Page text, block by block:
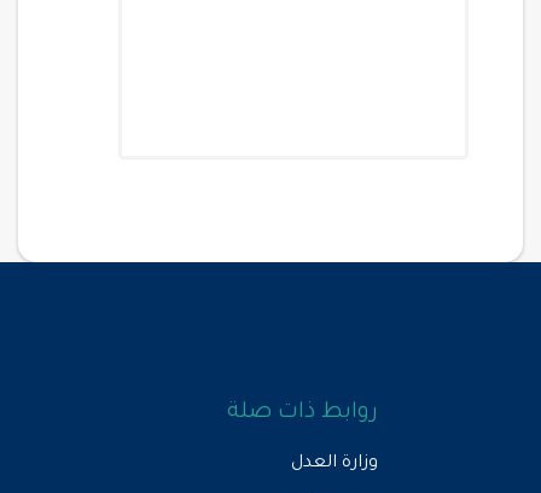
روابط ذات صلة
وزارة العدل